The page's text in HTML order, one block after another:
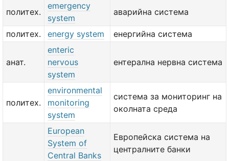
политех.
emergency
system
аварийна система
политех. energy system енергийна система
анат.
enteric
nervous
system
ентерална нервна система
политех.
environmental
monitoring
system
система за мониторинг на
околната среда
European
System of
Central Banks
Европейска система на
централните банки